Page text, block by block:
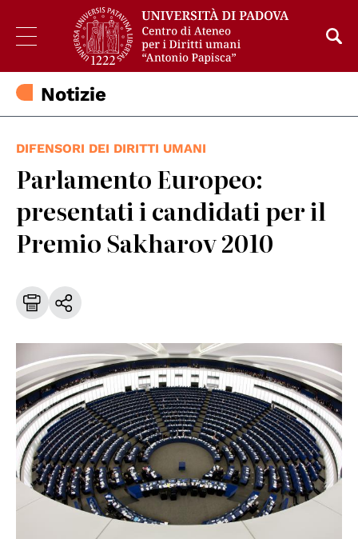
Notizie
DIFENSORI DEI DIRITTI UMANI
Parlamento Europeo:
presentati i candidati per il
Premio Sakharov 2010